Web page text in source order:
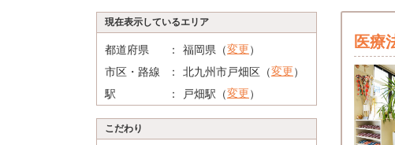
現在表示しているエリア
都道府県 福岡県（変更）
市区・路線
北九州市戸畑区（変更）
駅
戸畑駅（変更）
こだわり
医療